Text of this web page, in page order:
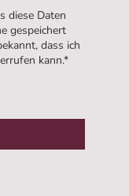
diese Daten
gespeichert
dass ich
kann.*